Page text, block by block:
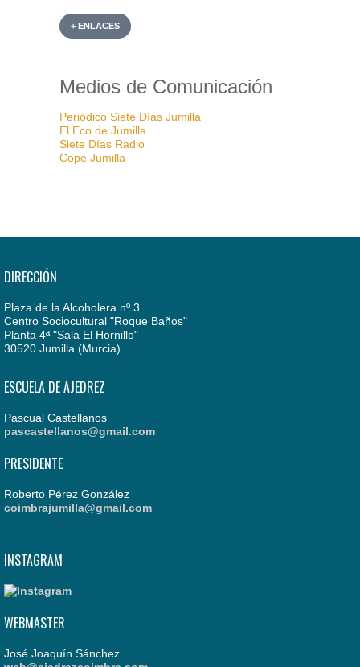
+ ENLACES
Medios de Comunicación
Periódico Siete Días Jumilla
El Eco de Jumilla
Siete Días Radio
Cope Jumilla
DIRECCIÓN
Plaza de la Alcoholera nº 3
Centro Sociocultural "Roque Baños"
Planta 4ª "Sala El Hornillo"
30520 Jumilla (Murcia)
ESCUELA DE AJEDREZ
Pascual Castellanos
pascastellanos@gmail.com
PRESIDENTE
Roberto Pérez González
coimbrajumilla@gmail.com
INSTAGRAM
WEBMASTER
José Joaquín Sánchez